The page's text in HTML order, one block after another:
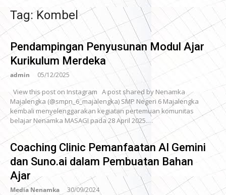
Tag:Kombel
Pendampingan Penyusunan Modul Ajar
Kurikulum Merdeka
admin 05/12/2025
View this post on Instagram A post shared by Nenamka
Majalengka (@smpn_6_majalengka) SMP Negeri 6 Majalengka
kembali menyelenggarakan kegiatan pertemuan komunitas
belajar Nenamka MASAGI pada 28 April 2025.…
Coaching Clinic Pemanfaatan AI Gemini
dan Suno.ai dalam Pembuatan Bahan
Ajar
Media Nenamka 30/09/2024